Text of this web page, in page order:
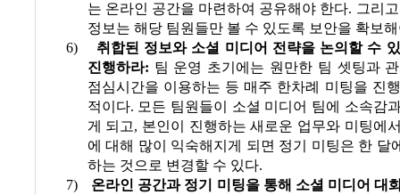
는 온라인 공간을 마련하여 공유해야 한다. 그리
정보는 해당 팀원들만 볼 수 있도록 보안을 확보
6)
취합된 정보와 소셜 미디어 전략을 논의할 수
진행하라: 팀 운영 초기에는 원만한 팀 셋팅과
점심시간을 이용하는 등 매주 한차례 미팅을 진
적이다. 모든 팀원들이 소셜 미디어 팀에 소속감
게 되고, 본인이 진행하는 새로운 업무와 미팅에
에 대해 많이 익숙해지게 되면 정기 미팅은 한 달
하는 것으로 변경할 수 있다.
7)
온라인 공간과 정기 미팅을 통해 소셜 미디어 대